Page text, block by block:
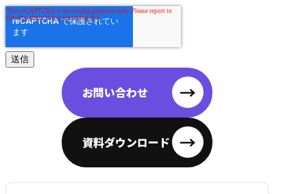
お問い合わせ →
資料ダウンロード →